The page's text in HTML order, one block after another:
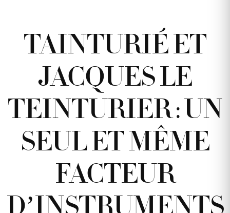
TAINTURIÉ ET
JACQUES LE
TEINTURIER : UN
SEUL ET MÊME
FACTEUR